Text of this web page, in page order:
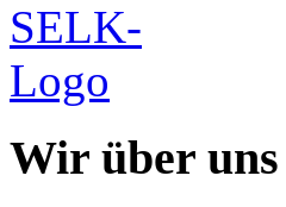
Wir über uns